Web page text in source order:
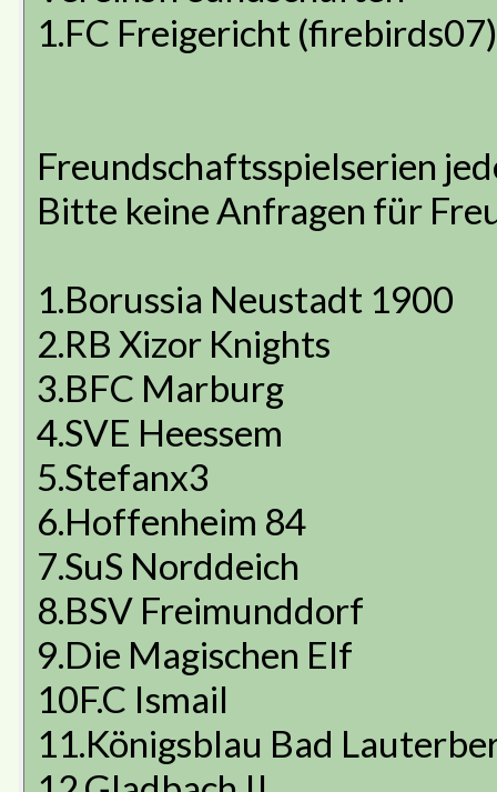
1.FC Freigericht (firebirds07)
Freundschaftsspielserien
Bitte keine Anfragen für
1.Borussia Neustadt 1900
2.RB Xizor Knights
3.BFC Marburg
4.SVE Heessem
5.Stefanx3
6.Hoffenheim 84
7.SuS Norddeich
8.BSV Freimunddorf
9.Die Magischen Elf
10F.C Ismail
11.Königsblau Bad